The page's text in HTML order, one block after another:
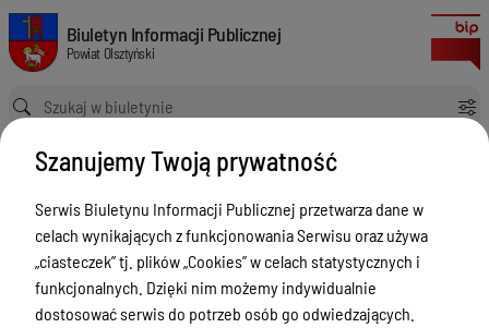
Zgłoszenia budowy 2024
Biuletyn Informacji Publicznej Powiat Olsztyński
Biuletyn Informacji Publicznej
Powiat Olsztyński
Ścieżka powrotu
Strona główna Rejestry budowlane Zgłoszenia budowy 2024
Rejestry budowlane
Menu Przedmiotowe
Kontakt i telefony w urzędzie
Ogłoszenia
Szanujemy Twoją prywatność
Serwis Biuletynu Informacji Publicznej przetwarza dane w
celach wynikających z funkcjonowania Serwisu oraz używa
„ciasteczek” tj. plików „Cookies” w celach statystycznych i
funkcjonalnych. Dzięki nim możemy indywidualnie
dostosować serwis do potrzeb osób go odwiedzających.